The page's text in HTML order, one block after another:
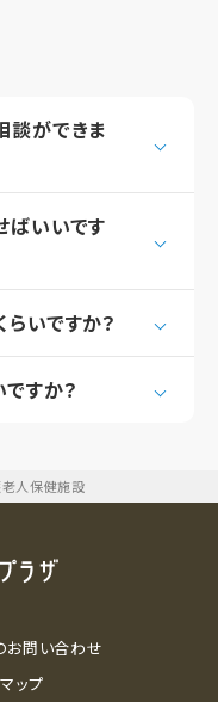
談ができま
ばいいです
いですか？
すか？
人保健施設
お問い合わせ
ップ